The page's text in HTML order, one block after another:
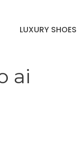
LUXURY SHOES
ai